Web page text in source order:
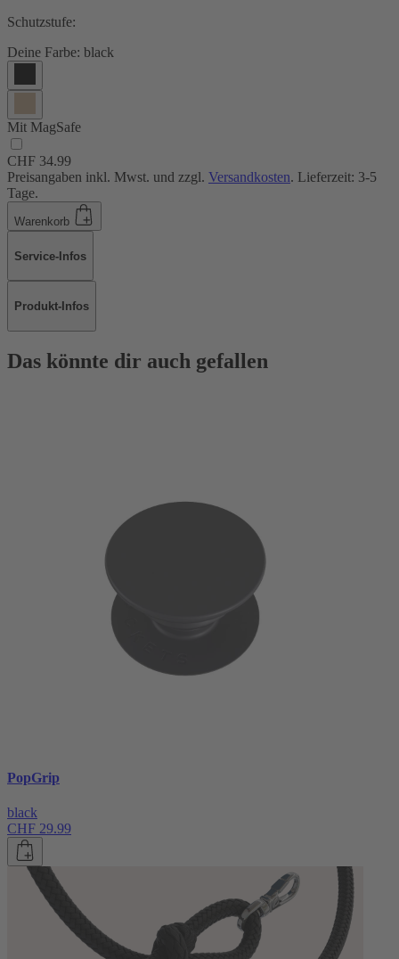
Schutzstufe:
Deine Farbe: black
Mit MagSafe
CHF 34.99
Preisangaben inkl. Mwst. und zzgl. Versandkosten. Lieferzeit: 3-5
Tage.
Warenkorb
Service-Infos
Produkt-Infos
Das könnte dir auch gefallen
PopGrip
black
CHF 29.99